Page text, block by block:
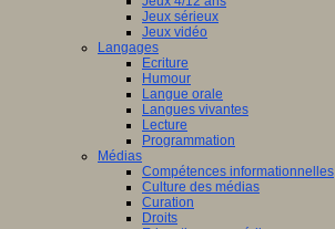
Jeux sérieux
Jeux vidéo
Langages
Ecriture
Humour
Langue orale
Langues vivantes
Lecture
Programmation
Médias
Compétences informationnelles
Culture des médias
Curation
Droits